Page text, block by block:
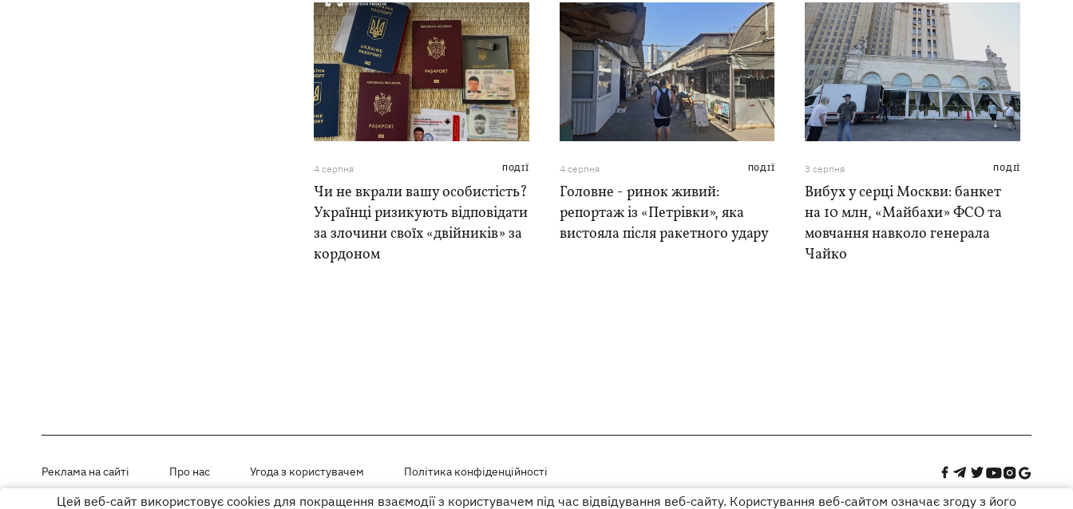
4 серпня ПОДІЇ
Чи не вкрали вашу особистість?
Українці ризикують відповідати
за злочини своїх «двійників» за
кордоном
4 серпня ПОДІЇ
Головне - ринок живий:
репортаж із «Петрівки», яка
вистояла після ракетного удару
3 серпня ПОДІЇ
Вибух у серці Москви: банкет
на 10 млн, «Майбахи» ФСО та
мовчання навколо генерала
Чайко
Реклама на сайті Про нас Угода з користувачем Політика конфіденційності
Матеріали під рубриками «Новини компанії», «PR» і «Факт» розміщені на правах реклами
Цей веб-сайт використовує cookies для покращення взаємодії з користувачем під час відвідування веб-сайту. Користування веб-сайтом означає згоду з його